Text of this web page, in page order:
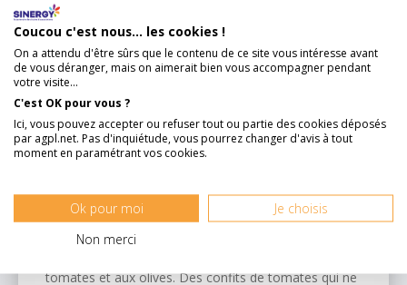
AUX DÉLICES DE DANY
Dany vous propose des préparations à base de
tomates séchées, garanties sans colorants ni
conservateurs. Daniel est un personnage haut en
tomates et aux olives. Des confits de tomates qui ne
Coucou c'est nous... les cookies !
On a attendu d'être sûrs que le contenu de ce site vous intéresse avant
de vous déranger, mais on aimerait bien vous accompagner pendant
votre visite...
C'est OK pour vous ?
Ici, vous pouvez accepter ou refuser tout ou partie des cookies déposés
par agpl.net. Pas d'inquiétude, vous pourrez changer d'avis à tout
moment en paramétrant vos cookies.
Ok pour moi
Je choisis
Non merci